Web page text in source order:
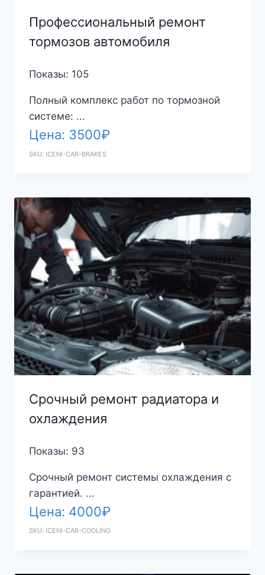
Профессиональный ремонт
тормозов автомобиля
Показы: 105
Полный комплекс работ по тормозной
системе: ...
Цена: 3500₽
SKU: ICENI-CAR-BRAKES
Срочный ремонт радиатора и
охлаждения
Показы: 93
Срочный ремонт системы охлаждения с
гарантией. ...
Цена: 4000₽
SKU: ICENI-CAR-COOLING